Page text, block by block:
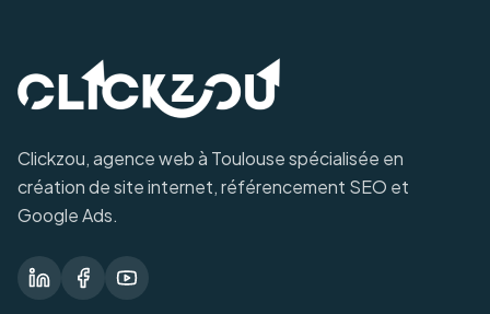
Clickzou, agence web à Toulouse spécialisée en
création de site internet, référencement SEO et
Google Ads.